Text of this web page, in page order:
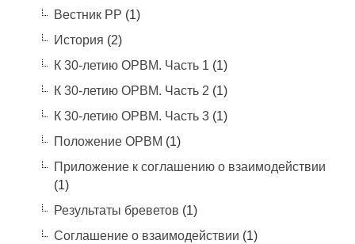
Вестник РР (1)
История (2)
К 30-летию ОРВМ. Часть 1(1)
К 30-летию ОРВМ. Часть 2 (1)
К 30-летию ОРВМ. Часть 3(1)
Положение ОРВМ (1)
Приложение к соглашению о взаимодействии
(1)
Результаты бреветов (1)
Соглашение о взаимодействии (1)